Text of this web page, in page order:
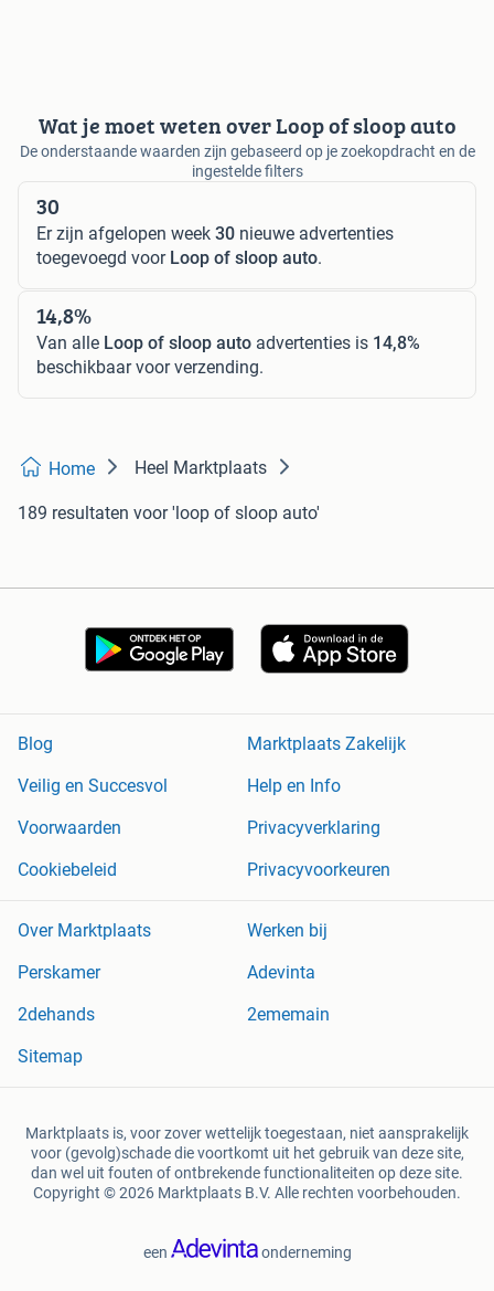
Wat je moet weten over Loop of sloop auto
De onderstaande waarden zijn gebaseerd op je zoekopdracht en de
ingestelde filters
30
Er zijn afgelopen week 30 nieuwe advertenties
toegevoegd voor Loop of sloop auto.
14,8%
Van alle Loop of sloop auto advertenties is 14,8%
beschikbaar voor verzending.
Home Heel Marktplaats
189 resultaten voor 'loop of sloop auto'
Blog
Marktplaats Zakelijk
Veilig en Succesvol
Help en Info
Voorwaarden
Privacyverklaring
Cookiebeleid
Privacyvoorkeuren
Over Marktplaats
Werken bij
Perskamer
Adevinta
2dehands
2ememain
Sitemap
Marktplaats is, voor zover wettelijk toegestaan, niet aansprakelijk
voor (gevolg)schade die voortkomt uit het gebruik van deze site,
dan wel uit fouten of ontbrekende functionaliteiten op deze site.
Copyright © 2026 Marktplaats B.V. Alle rechten voorbehouden.
een onderneming